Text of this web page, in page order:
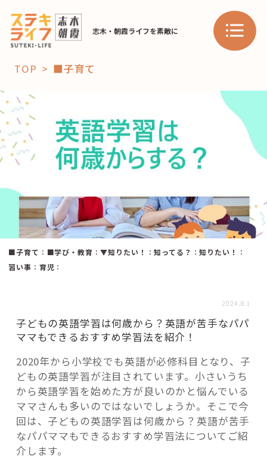
志木・朝霞ライフを素敵に
子育て
暮らし
おすすめ
スポット 学び・教育
「場」
HAREL
「モノ」
fleXe リノベ事例
「ひと」
協賛・協力店
TOP ■子育て
■子育て ： ■学び・教育 ：▼知りたい！ ：知ってる？ ：知りたい！
：
習い事 ： 育児 ：
2024.8.1
子どもの英語学習は何歳から？英語が苦手なパパ
ママもできるおすすめ学習法を紹介！
2020年から小学校でも英語が必修科目となり、子
どもの英語学習が注目されています。小さいうち
から英語学習を始めた方が良いのかと悩んでいる
ママさんも多いのではないでしょうか。そこで今
回は、子どもの英語学習は何歳から？英語が苦手
なパパママもできるおすすめ学習法についてご紹
介します。